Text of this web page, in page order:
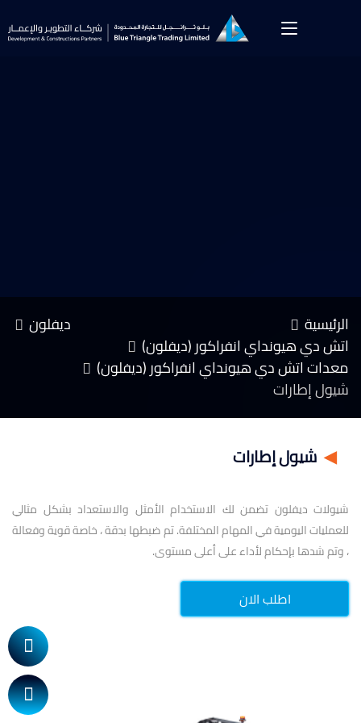
الرئيسية
ديفلون
اتش دي هيونداي انفراكور (ديفلون)
معدات اتش دي هيونداي انفراكور (ديفلون)
شيول إطارات
◀ شيول إطارات
شيولات ديفلون تضمن لك الاستخدام الأمثل والاستعداد بشكل مثالي
للعمليات اليومية في المهام المختلفة. تم ضبطها بدقة ، خاصة قوية وفعالة
، وتم شدها بإحكام لأداء على أعلى مستوى.
اطلب الان